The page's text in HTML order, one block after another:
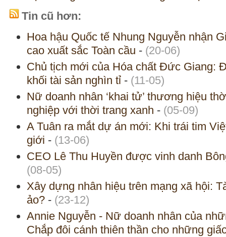
Tin cũ hơn:
Hoa hậu Quốc tế Nhung Nguyễn nhận
cao xuất sắc Toàn cầu - (20-06)
Chủ tịch mới của Hóa chất Đức Giang:
khối tài sản nghìn tỉ - (11-05)
Nữ doanh nhân ‘khai tử’ thương hiệu
nghiệp với thời trang xanh - (05-09)
A Tuân ra mắt dự án mới: Khi trái tim
giới - (13-06)
CEO Lê Thu Huyền được vinh danh
(08-05)
Xây dựng nhân hiệu trên mạng xã hội:
ảo? - (23-12)
Annie Nguyễn - Nữ doanh nhân của
Chắp đôi cánh thiên thần cho những